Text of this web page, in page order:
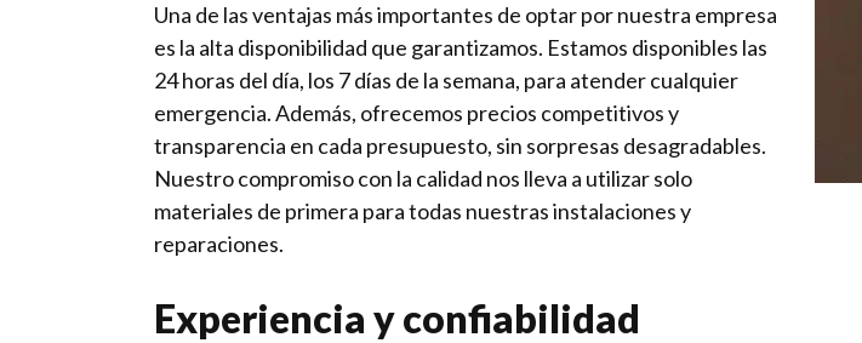
Una de las ventajas más importantes de optar por nuestra empresa
es la alta disponibilidad que garantizamos. Estamos disponibles las
24 horas del día, los 7 días de la semana, para atender cualquier
emergencia. Además, ofrecemos precios competitivos y
transparencia en cada presupuesto, sin sorpresas desagradables.
Nuestro compromiso con la calidad nos lleva a utilizar solo
materiales de primera para todas nuestras instalaciones y
reparaciones.
Experiencia y confiabilidad